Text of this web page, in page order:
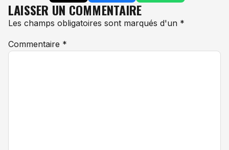
LAISSER UN COMMENTAIRE
Les champs obligatoires sont marqués d'un *
Commentaire *